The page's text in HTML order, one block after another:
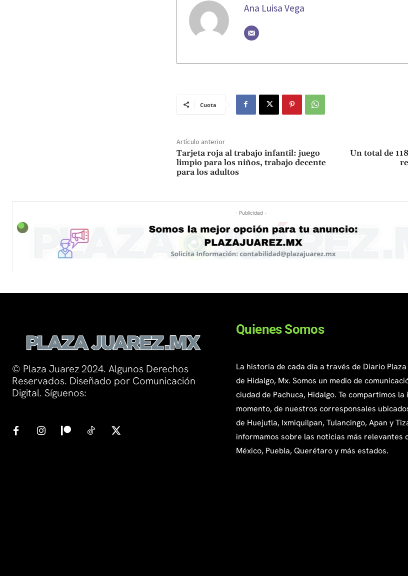
Ana Luisa Vega
Cuota
Artículo anterior
Tarjeta roja al trabajo infantil: juego
limpio para los niños, trabajo decente
para los adultos
Un total de
- Publicidad -
© Plaza Juarez 2024. Algunos Derechos
Reservados. Diseñado por Comunicación
Digital. Síguenos:
Quienes Somos
La historia de cada día a través de Diario
de Hidalgo, Mx. Somos un medio de
ciudad de Pachuca, Hidalgo. Te compartimos
momento, de nuestros corresponsales
de Huejutla, Ixmiquilpan, Tulancingo, Apan y
informamos sobre las noticias más relevantes
México, Puebla, Querétaro y más estados.